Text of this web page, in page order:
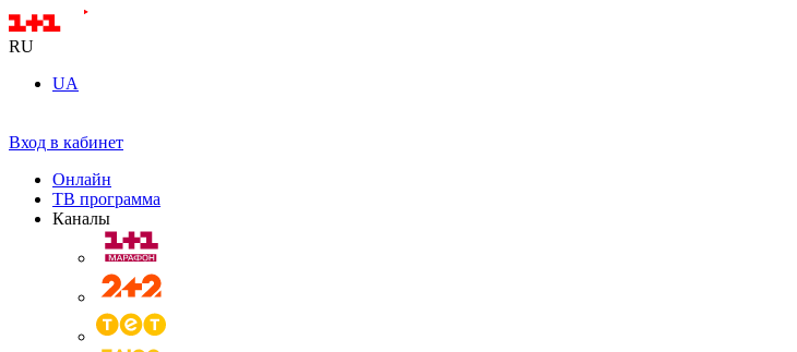
RU
UA
Вход в кабинет
Онлайн
ТВ программа
Каналы